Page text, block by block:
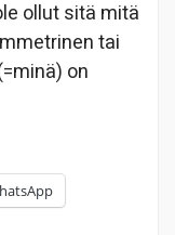
ollut sitä mitä
tai
on